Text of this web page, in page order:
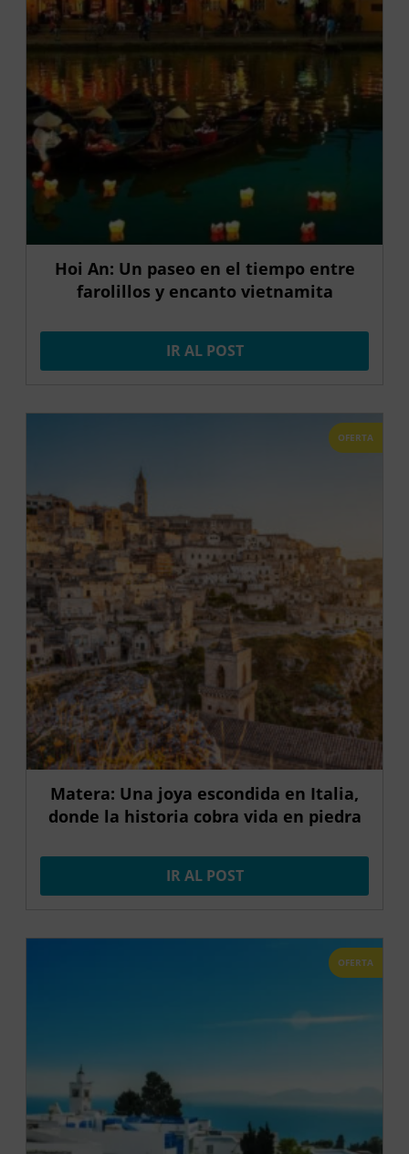
Hoi An: Un paseo en el tiempo entre
farolillos y encanto vietnamita
IR AL POST
OFERTA
Matera: Una joya escondida en Italia,
donde la historia cobra vida en piedra
IR AL POST
OFERTA